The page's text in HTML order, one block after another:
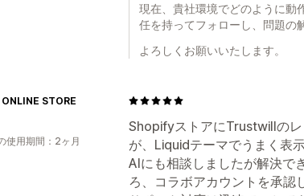
現在、貴社環境でどのように動
任を持ってフォローし、問題の
よろしくお願いいたします。
ShopifyストアにTrustwillの
が、Liquidテーマでうまく表
AIにも相談しましたが解決で
ろ、コラボアカウントを承認
STORE
使用期間：2ヶ月